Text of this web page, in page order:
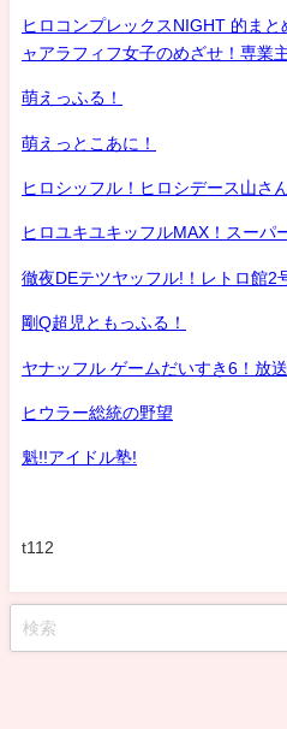
ヒロコンプレックスNIGHT 的ま
ャアラフィフ女子のめざせ！専業
萌えっふる！
萌えっとこあに！
ヒロシッフル！ヒロシデース山さ
ヒロユキユキッフルMAX！スーパ
徹夜DEテツヤッフル!！レトロ館2
剛Q超児ともっふる！
ヤナッフル ゲームだいすき6！放
ヒウラー総統の野望
魁!!アイドル塾!
t112